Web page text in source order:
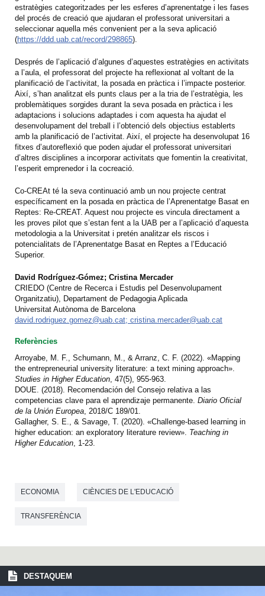
estratègies categoritzades per les esferes d’aprenentatge i les fases
del procés de creació que ajudaran el professorat universitari a
seleccionar aquella més convenient per a la seva aplicació
(https://ddd.uab.cat/record/298865).
Després de l’aplicació d’algunes d’aquestes estratègies en activitats
a l’aula, el professorat del projecte ha reflexionat al voltant de la
planificació de l’activitat, la posada en pràctica i l’impacte posterior.
Així, s’han analitzat els punts claus per a la tria de l’estratègia, les
problemàtiques sorgides durant la seva posada en pràctica i les
adaptacions i solucions adaptades i com aquesta ha ajudat el
desenvolupament del treball i l’obtenció dels objectius establerts
amb la planificació de l’activitat. Així, el projecte ha desenvolupat 16
fitxes d’autoreflexió que poden ajudar el professorat universitari
d’altres disciplines a incorporar activitats que fomentin la creativitat,
l’esperit emprenedor i la cocreació.
Co-CREAt té la seva continuació amb un nou projecte centrat
específicament en la posada en pràctica de l’Aprenentatge Basat en
Reptes: Re-CREAT. Aquest nou projecte es vincula directament a
les proves pilot que s’estan fent a la UAB per a l’aplicació d’aquesta
metodologia a la Universitat i pretén analitzar els riscos i
potencialitats de l’Aprenentatge Basat en Reptes a l’Educació
Superior.
David Rodríguez-Gómez; Cristina Mercader
CRIEDO (Centre de Recerca i Estudis pel Desenvolupament
Organitzatiu), Departament de Pedagogia Aplicada
Universitat Autònoma de Barcelona
david.rodriguez.gomez@uab.cat; cristina.mercader@uab.cat
Referències
Arroyabe, M. F., Schumann, M., & Arranz, C. F. (2022). «Mapping
the entrepreneurial university literature: a text mining approach».
Studies in Higher Education, 47(5), 955-963.
DOUE. (2018). Recomendación del Consejo relativa a las
competencias clave para el aprendizaje permanente. Diario Oficial
de la Unión Europea, 2018/C 189/01.
Gallagher, S. E., & Savage, T. (2020). «Challenge-based learning in
higher education: an exploratory literature review». Teaching in
Higher Education, 1-23.
ECONOMIA CIÈNCIES DE L'EDUCACIÓ
TRANSFERÈNCIA
DESTAQUEM